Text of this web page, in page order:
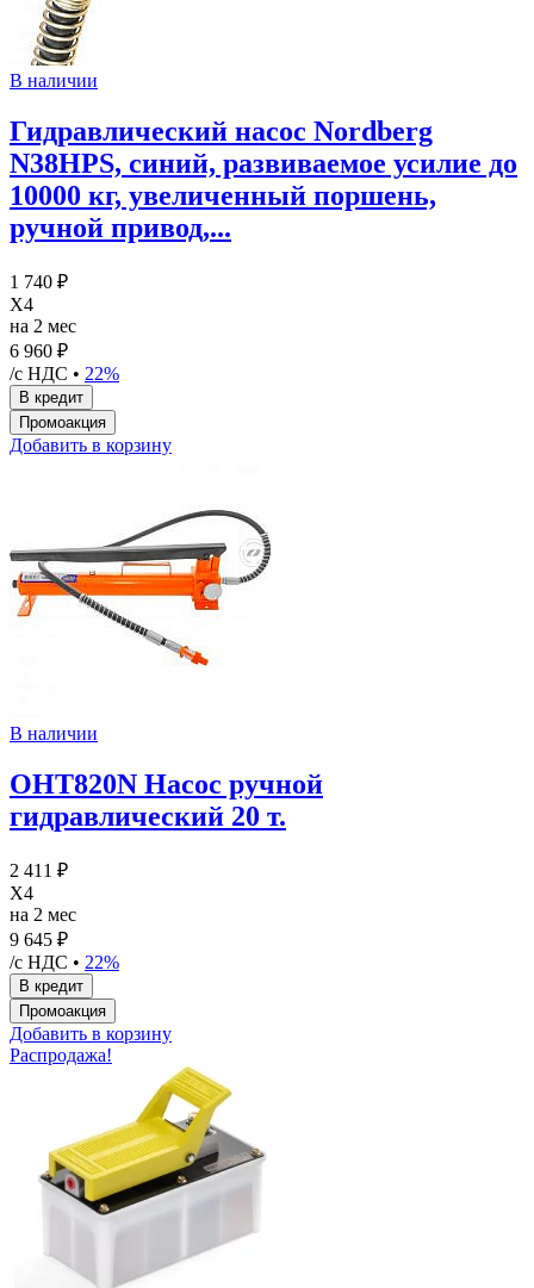
В наличии
Гидравлический насос Nordberg
N38HPS, синий, развиваемое усилие до
10000 кг, увеличенный поршень,
ручной привод,...
1 740 ₽
X4
на 2 мес
6 960 ₽
/с НДС • 22%
Добавить в корзину
В наличии
OHT820N Насос ручной
гидравлический 20 т.
2 411 ₽
X4
на 2 мес
9 645 ₽
/с НДС • 22%
Добавить в корзину
Распродажа!